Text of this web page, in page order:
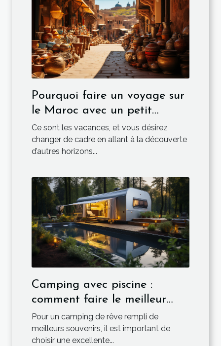
Pourquoi faire un voyage sur
le Maroc avec un petit
budget ?
Ce sont les vacances, et vous désirez
changer de cadre en allant à la découverte
d’autres horizons...
Camping avec piscine :
comment faire le meilleur
choix ?
Pour un camping de rêve rempli de
meilleurs souvenirs, il est important de
choisir une excellente...